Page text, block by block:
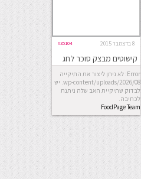
8 בדצמבר 2015 #35104
קישוטים מבצק סוכר לחג
חנוכהError: לא ניתן ליצור את התיקייה
wp-content/uploads/2026/08. יש
לבדוק שתיקיית האב שלה ניתנת
לכתיבה.
FoodPage Team